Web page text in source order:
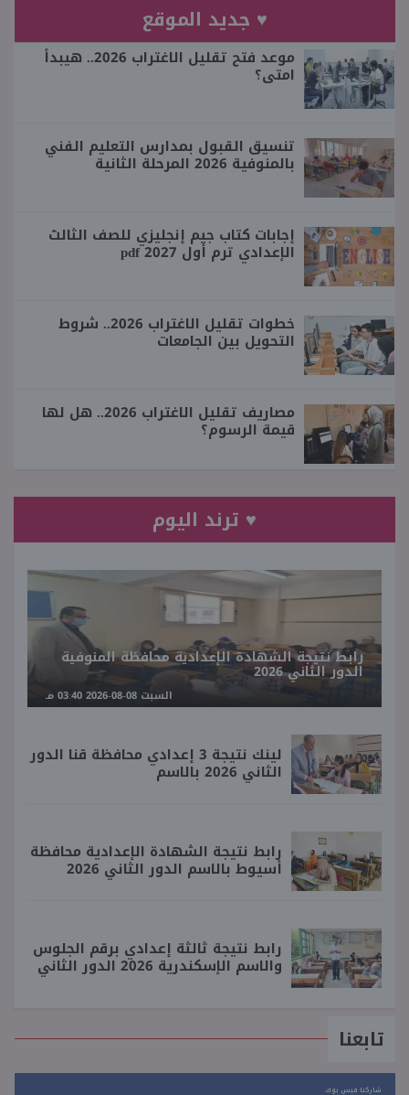
♥ جديد الموقع
موعد فتح تقليل الاغتراب 2026.. هيبدأ
امتى؟
تنسيق القبول بمدارس التعليم الفني
بالمنوفية 2026 المرحلة الثانية
إجابات كتاب جيم إنجليزي للصف الثالث
الإعدادي ترم أول 2027 pdf
خطوات تقليل الاغتراب 2026.. شروط
التحويل بين الجامعات
مصاريف تقليل الاغتراب 2026.. هل لها
قيمة الرسوم؟
♥ ترند اليوم
رابط نتيجة الشهادة الإعدادية محافظة المنوفية
الدور الثاني 2026
السبت 08-08-2026 03:40 مـ
لينك نتيجة 3 إعدادي محافظة قنا الدور
الثاني 2026 بالاسم
رابط نتيجة الشهادة الإعدادية محافظة
أسيوط بالاسم الدور الثاني 2026
رابط نتيجة ثالثة إعدادي برقم الجلوس
والاسم الإسكندرية 2026 الدور الثاني
تابعنا
شاركنا فيس بوك